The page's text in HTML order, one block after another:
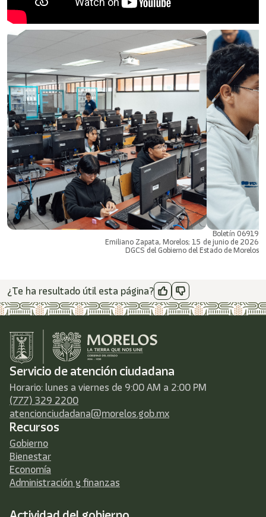
Boletín 06919
Emiliano Zapata, Morelos; 15 de junio de 2026
DGCS del Gobierno del Estado de Morelos
¿Te ha resultado útil esta página?
Servicio de atención ciudadana
Horario: lunes a viernes de 9:00 AM a 2:00 PM
(777) 329 2200
atencionciudadana@morelos.gob.mx
Recursos
Gobierno
Bienestar
Economía
Administración y finanzas